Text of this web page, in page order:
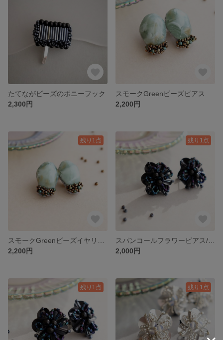
たてながビーズのポニーフック
2,300円
スモークGreenビーズピアス
2,200円
残り1点
2,200円
残り1点
2,000円
残り1点 残り1点